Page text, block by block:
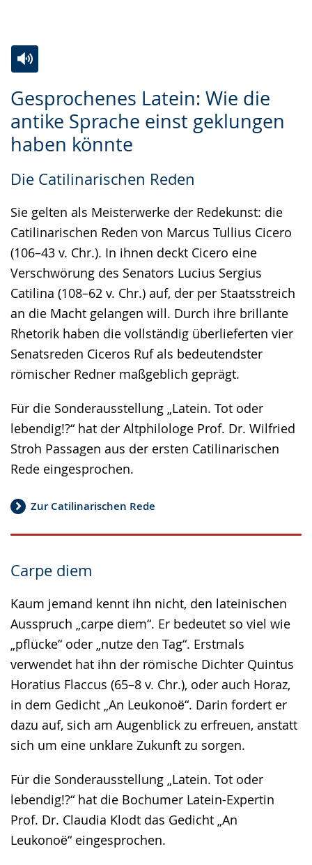
Gesprochenes Latein: Wie die
antike Sprache einst geklungen
haben könnte
Die Catilinarischen Reden
Sie gelten als Meisterwerke der Redekunst: die
Catilinarischen Reden von Marcus Tullius Cicero
(106–43 v. Chr.). In ihnen deckt Cicero eine
Verschwörung des Senators Lucius Sergius
Catilina (108–62 v. Chr.) auf, der per Staatsstreich
an die Macht gelangen will. Durch ihre brillante
Rhetorik haben die vollständig überlieferten vier
Senatsreden Ciceros Ruf als bedeutendster
römischer Redner maßgeblich geprägt.
Für die Sonderausstellung „Latein. Tot oder
lebendig!?“ hat der Altphilologe Prof. Dr. Wilfried
Stroh Passagen aus der ersten Catilinarischen
Rede eingesprochen.
Zur Catilinarischen Rede
Carpe diem
Kaum jemand kennt ihn nicht, den lateinischen
Ausspruch „carpe diem“. Er bedeutet so viel wie
„pflücke“ oder „nutze den Tag“. Erstmals
verwendet hat ihn der römische Dichter Quintus
Horatius Flaccus (65–8 v. Chr.), oder auch Horaz,
in dem Gedicht „An Leukonoё“. Darin fordert er
dazu auf, sich am Augenblick zu erfreuen, anstatt
sich um eine unklare Zukunft zu sorgen.
Für die Sonderausstellung „Latein. Tot oder
lebendig!?“ hat die Bochumer Latein-Expertin
Prof. Dr. Claudia Klodt das Gedicht „An
Leukonoё“ eingesprochen.
Leichten
Sprache
wechseln.
Audio-
Unterstützung.
Video
in
Deutscher
wird
angezeigt.